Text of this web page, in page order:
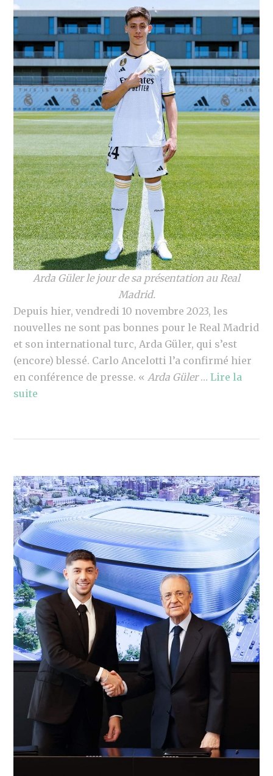
Arda Güler le jour de sa présentation au Real
Madrid.
Depuis hier, vendredi 10 novembre 2023, les
nouvelles ne sont pas bonnes pour le Real Madrid
et son international turc, Arda Güler, qui s’est
(encore) blessé. Carlo Ancelotti l’a confirmé hier
en conférence de presse. «Arda Güler…Lire la
suite